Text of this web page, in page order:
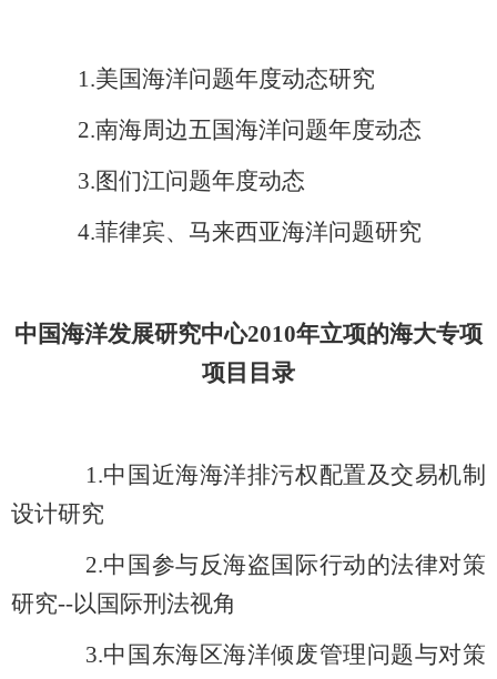
1.美国海洋问题年度动态研究
2.南海周边五国海洋问题年度动态
3.图们江问题年度动态
4.菲律宾、马来西亚海洋问题研究
中国海洋发展研究中心2010年立项的海大专项
项目目录
1.中国近海海洋排污权配置及交易机制
设计研究
2.中国参与反海盗国际行动的法律对策
研究--以国际刑法视角
3.中国东海区海洋倾废管理问题与对策